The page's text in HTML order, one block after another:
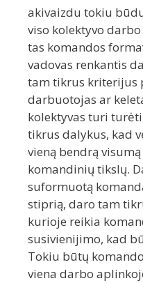
akivaizdu tokiu
viso kolektyvo
tas komandos
vadovas renkantis
tam tikrus kriterijus
darbuotojas ar
kolektyvas turi
tikrus dalykus, kad
vieną bendrą
komandinių tikslų.
suformuotą
stiprią, daro tam
kurioje reikia
susivienijimo, kad
Tokiu būtų
viena darbo